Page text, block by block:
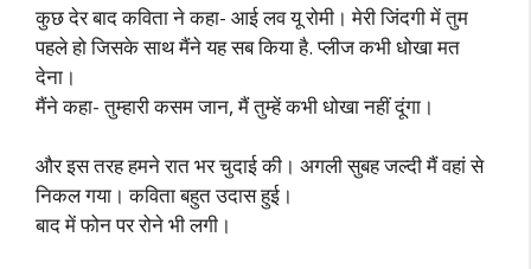
कुछ देर बाद कविता ने कहा- आई लव यू रोमी। मेरी जिंदगी में तुम
पहले हो जिसके साथ मैंने यह सब किया है. प्लीज कभी धोखा मत
देना।
मैंने कहा- तुम्हारी कसम जान, मैं तुम्हें कभी धोखा नहीं दूंगा।
और इस तरह हमने रात भर चुदाई की। अगली सुबह जल्दी मैं वहां से
निकल गया। कविता बहुत उदास हुई।
बाद में फोन पर रोने भी लगी।